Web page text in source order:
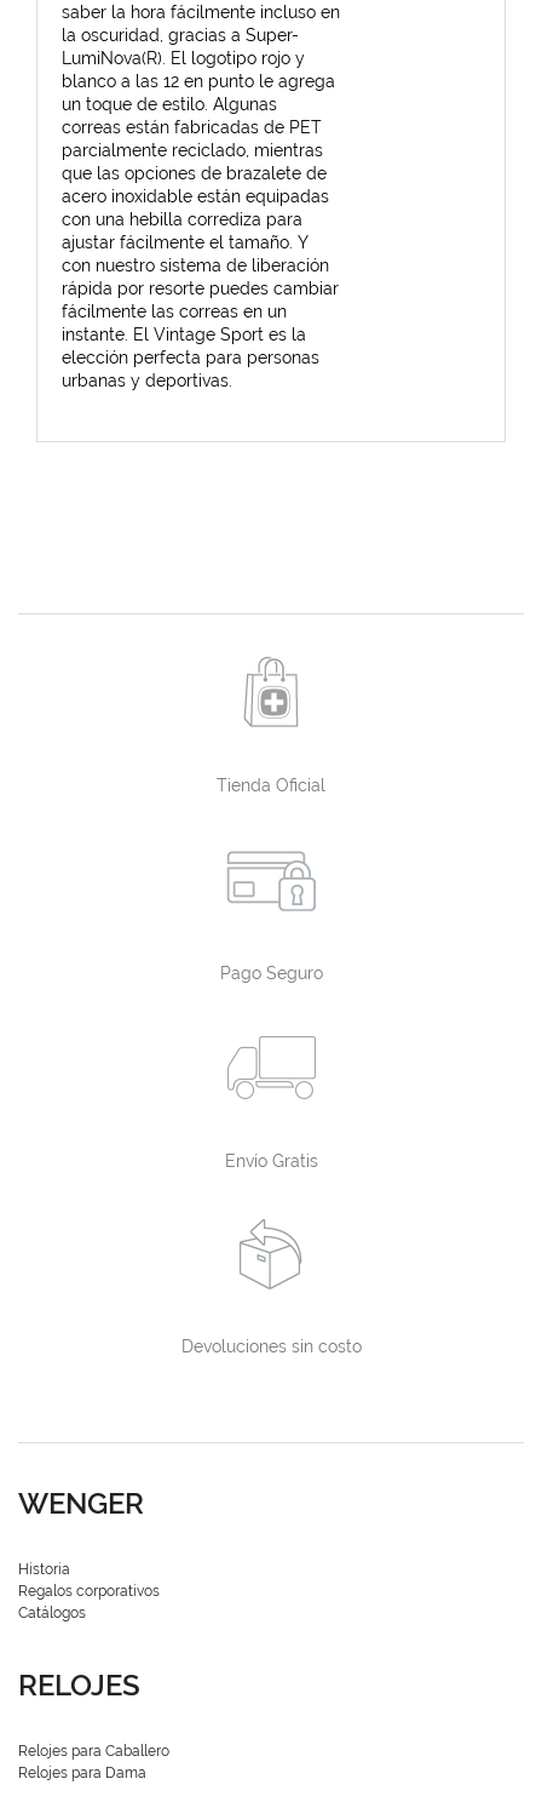
saber la hora fácilmente incluso en
la oscuridad, gracias a Super-
LumiNova(R). El logotipo rojo y
blanco a las 12 en punto le agrega
un toque de estilo. Algunas
correas están fabricadas de PET
parcialmente reciclado, mientras
que las opciones de brazalete de
acero inoxidable están equipadas
con una hebilla corrediza para
ajustar fácilmente el tamaño. Y
con nuestro sistema de liberación
rápida por resorte puedes cambiar
fácilmente las correas en un
instante. El Vintage Sport es la
elección perfecta para personas
urbanas y deportivas.
Tienda Oficial
Pago Seguro
Envío Gratis
Devoluciones sin costo
WENGER
Historia
Regalos corporativos
Catálogos
RELOJES
Relojes para Caballero
Relojes para Dama